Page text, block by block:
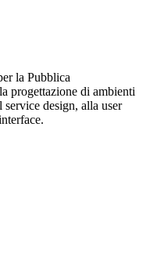
la Pubblica
progettazione di ambienti
design, alla user